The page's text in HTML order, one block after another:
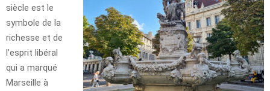
siècle est le
symbole de la
richesse et de
l’esprit libéral
qui a marqué
Marseille à